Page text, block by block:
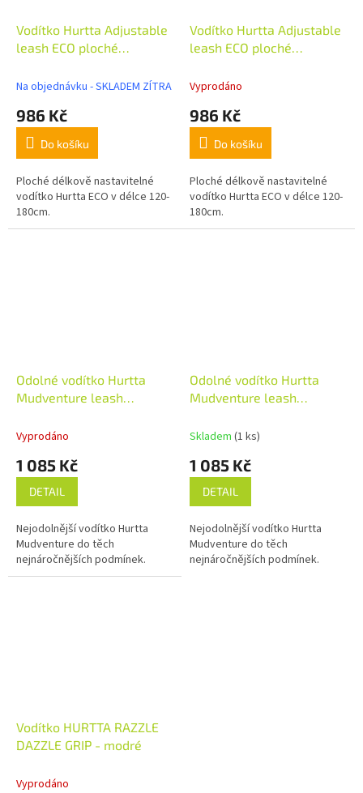
Vodítko Hurtta Adjustable
leash ECO ploché
Na objednávku - SKLADEM ZÍTRA
986 Kč
Do košíku
Ploché délkově nastavitelné
vodítko Hurtta ECO v délce 120-
180cm.
Vodítko Hurtta Adjustable
leash ECO ploché
Vyprodáno
986 Kč
Do košíku
Ploché délkově nastavitelné
vodítko Hurtta ECO v délce 120-
180cm.
Odolné vodítko Hurtta
Mudventure leash
Vyprodáno
1 085 Kč
DETAIL
Nejodolnější vodítko Hurtta
Mudventure do těch
nejnáročnějších podmínek.
Odolné vodítko Hurtta
Mudventure leash
Skladem (1 ks)
1 085 Kč
DETAIL
Nejodolnější vodítko Hurtta
Mudventure do těch
nejnáročnějších podmínek.
Vodítko HURTTA RAZZLE
DAZZLE GRIP - modré
Vyprodáno